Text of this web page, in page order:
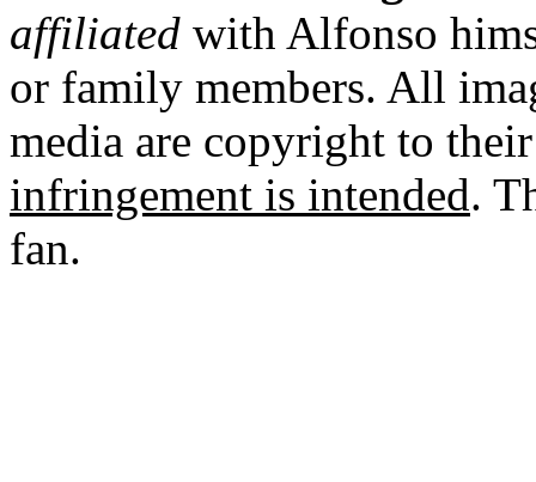
affiliated with Alfonso
or family members. All
media are copyright to
infringement is intended.
fan.